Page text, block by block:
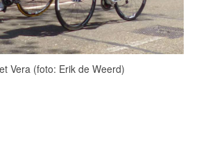
Vera (foto: Erik de Weerd)